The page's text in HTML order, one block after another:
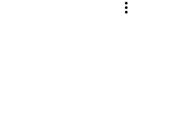
Birthdays